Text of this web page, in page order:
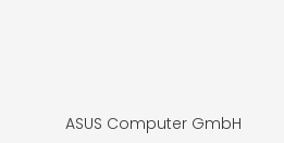
ASUS Computer GmbH